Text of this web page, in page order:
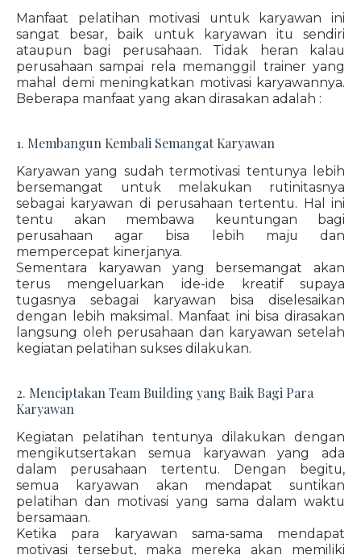
Manfaat pelatihan motivasi untuk karyawan ini
sangat besar, baik untuk karyawan itu sendiri
ataupun bagi perusahaan. Tidak heran kalau
perusahaan sampai rela memanggil trainer yang
mahal demi meningkatkan motivasi karyawannya.
Beberapa manfaat yang akan dirasakan adalah :
1. Membangun Kembali Semangat Karyawan
Karyawan yang sudah termotivasi tentunya lebih
bersemangat untuk melakukan rutinitasnya
sebagai karyawan di perusahaan tertentu. Hal ini
tentu akan membawa keuntungan bagi
perusahaan agar bisa lebih maju dan
mempercepat kinerjanya.
Sementara karyawan yang bersemangat akan
terus mengeluarkan ide-ide kreatif supaya
tugasnya sebagai karyawan bisa diselesaikan
dengan lebih maksimal. Manfaat ini bisa dirasakan
langsung oleh perusahaan dan karyawan setelah
kegiatan pelatihan sukses dilakukan.
2. Menciptakan Team Building yang Baik Bagi Para
Karyawan
Kegiatan pelatihan tentunya dilakukan dengan
mengikutsertakan semua karyawan yang ada
dalam perusahaan tertentu. Dengan begitu,
semua karyawan akan mendapat suntikan
pelatihan dan motivasi yang sama dalam waktu
bersamaan.
Ketika para karyawan sama-sama mendapat
motivasi tersebut, maka mereka akan memiliki